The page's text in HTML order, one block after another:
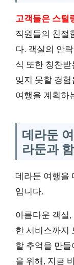
고객들은 스털
직원들의 친절
다. 객실의 안
식 또한 칭찬
잊지 못할 경
여행을 계획하
데라둔
라둔과
데라둔 여행을
입니다.
아름다운 객실
한 서비스까지
할 추억을 만
을 위해, 지금